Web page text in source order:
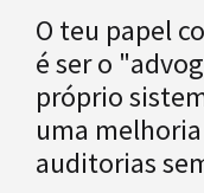
O teu papel
é ser o
próprio
uma
auditorias